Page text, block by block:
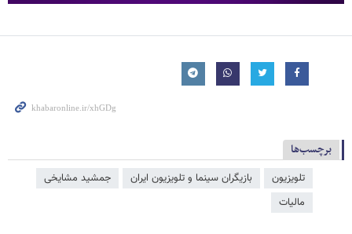
برچسب‌ها
تلویزیون بازیگران سینما و تلویزیون ایران
جمشید مشایخی
مالیات